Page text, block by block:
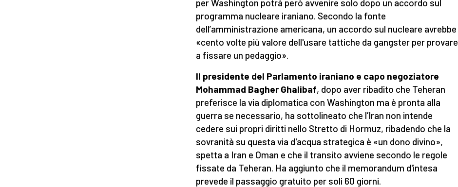
per Washington potrà però avvenire solo dopo un accordo sul
programma nucleare iraniano. Secondo la fonte
dell’amministrazione americana, un accordo sul nucleare avrebbe
«cento volte più valore dell'usare tattiche da gangster per provare
a fissare un pedaggio».
Il presidente del Parlamento iraniano e capo negoziatore
Mohammad Bagher Ghalibaf, dopo aver ribadito che Teheran
preferisce la via diplomatica con Washington ma è pronta alla
guerra se necessario, ha sottolineato che l’Iran non intende
cedere sui propri diritti nello Stretto di Hormuz, ribadendo che la
sovranità su questa via d'acqua strategica è «un dono divino»,
spetta a Iran e Oman e che il transito avviene secondo le regole
fissate da Teheran. Ha aggiunto che il memorandum d'intesa
prevede il passaggio gratuito per soli 60 giorni.